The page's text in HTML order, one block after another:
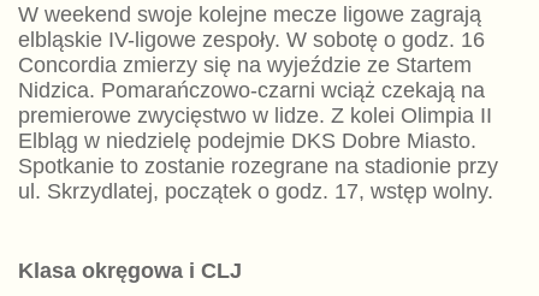
W weekend swoje kolejne mecze ligowe zagrają
elbląskie IV-ligowe zespoły. W sobotę o godz. 16
Concordia zmierzy się na wyjeździe ze Startem
Nidzica. Pomarańczowo-czarni wciąż czekają na
premierowe zwycięstwo w lidze. Z kolei Olimpia II
Elbląg w niedzielę podejmie DKS Dobre Miasto.
Spotkanie to zostanie rozegrane na stadionie przy
ul. Skrzydlatej, początek o godz. 17, wstęp wolny.
Klasa okręgowa i CLJ